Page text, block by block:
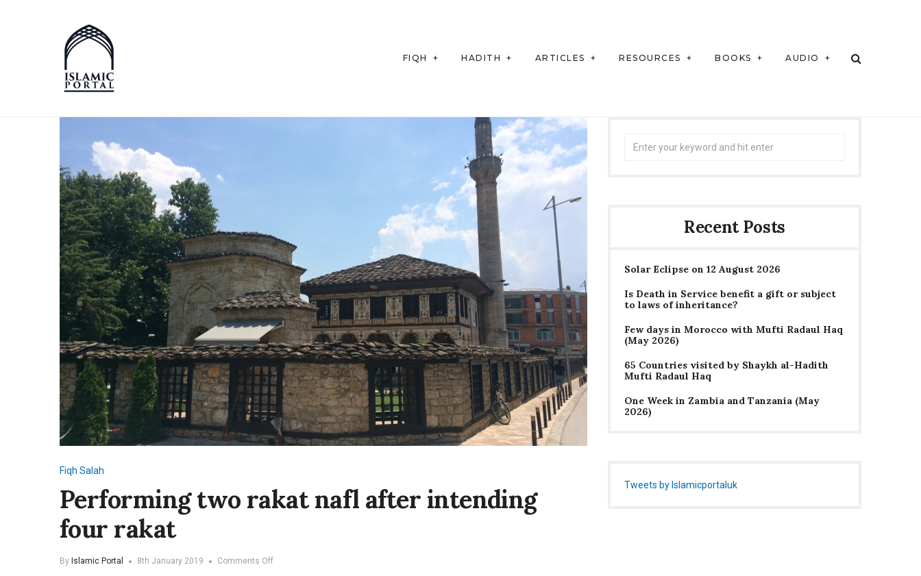
FIQH HADITH ARTICLES RESOURCES BOOKS AUDIO
Fiqh Salah
Performing two rakat nafl after intending
four rakat
By Islamic Portal 8th January 2019 Comments Offon
Recent Posts
Solar Eclipse on 12 August 2026
Is Death in Service benefit a gift or subject
to laws of inheritance?
Few days in Morocco with Mufti Radaul Haq
(May 2026)
65 Countries visited by Shaykh al-Hadith
Mufti Radaul Haq
One Week in Zambia and Tanzania (May
2026)
Tweets by Islamicportaluk